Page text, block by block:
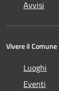
Avvisi
Vivere il Comune
Luoghi
Eventi